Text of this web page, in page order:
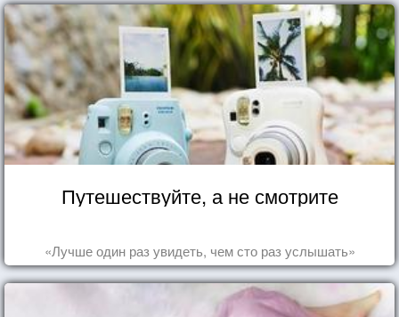
Путешествуйте, а не смотрите
«Лучше один раз увидеть, чем сто раз услышать»